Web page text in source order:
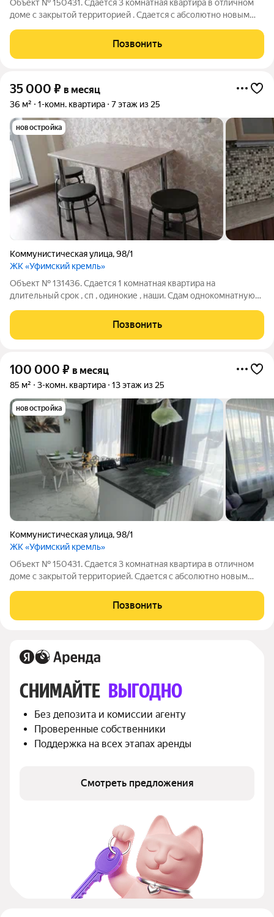
Объект № 150431. Сдается 3 комнатная квартира в отличном
доме с закрытой территорией . Сдается с абсолютно новым
квартире выполнен ремонт в стиле нео-классик. В квартире
есть кондиционеры в
Позвонить
35 000 ₽ в месяц
36 м² 1-комн. квартира 7 этаж из 25
новостройка
Коммунистическая улица,98/1
ЖК «Уфимский кремль»
Объект № 131436. Сдается 1 комнатная квартира на
длительный срок , сп , одинокие , наши. Сдам однокомнатную
Позвонить
100 000 ₽ в месяц
85 м² 3-комн. квартира 13 этаж из 25
новостройка
Коммунистическая улица,98/1
ЖК «Уфимский кремль»
Объект № 150431. Сдается 3 комнатная квартира в отличном
доме с закрытой территорией. Сдается с абсолютно новым
квартире выполнен ремонт в стиле нео-классик. В квартире
есть кондиционеры в
Позвонить
СНИМАЙТЕ ВЫГОДНО
Без депозита и комиссии агенту
Проверенные собственники
Поддержка на всех этапах аренды
Смотреть предложения